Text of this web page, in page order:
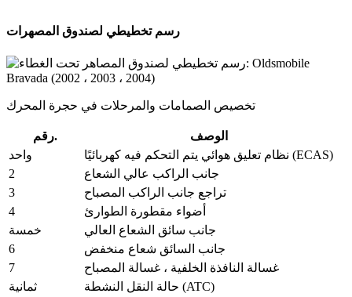
رسم تخطيطي لصندوق المصهرات
تخصيص الصمامات والمرحلات في حجرة المحرك
رقم.
الوصف
واحد
نظام تعليق هوائي يتم التحكم فيه كهربائيًا (ECAS)
2
جانب الراكب عالي الشعاع
3
تراجع جانب الراكب المصباح
4
أضواء مقطورة الطوارئ
خمسة
جانب سائق الشعاع العالي
6
جانب السائق شعاع منخفض
7
غسالة النافذة الخلفية ، غسالة المصباح
ثمانية
حالة النقل النشطة (ATC)